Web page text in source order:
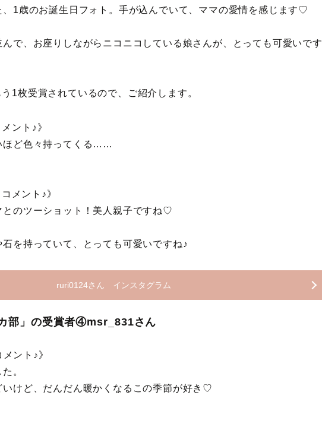
、1歳のお誕生日フォト。手が込んでいて、ママの愛情を感じます♡
んで、お座りしながらニコニコしている娘さんが、とっても可愛いです
1枚受賞されているので、ご紹介します。
ント♪》
ほど色々持ってくる……
メント♪》
とのツーショット！美人親子ですね♡
を持っていて、とっても可愛いですね♪
ruri0124さん インスタグラム
部」の受賞者④msr_831さん
ント♪》
。
いけど、だんだん暖かくなるこの季節が好き♡